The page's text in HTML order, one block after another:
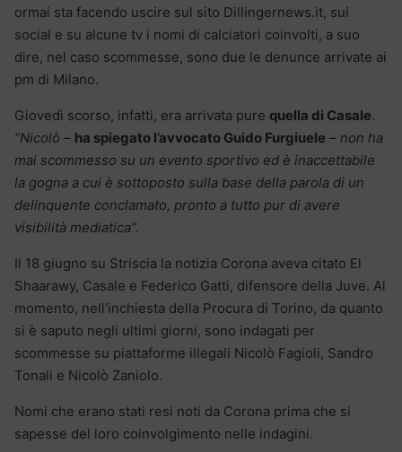
ormai sta facendo uscire sul sito Dillingernews.it, sui
social e su alcune tv i nomi di calciatori coinvolti, a suo
dire, nel caso scommesse, sono due le denunce arrivate ai
pm di Milano.
Giovedì scorso, infatti, era arrivata pure quella di Casale.
“Nicolò – ha spiegato l’avvocato Guido Furgiuele – non ha
mai scommesso su un evento sportivo ed è inaccettabile
la gogna a cui è sottoposto sulla base della parola di un
delinquente conclamato, pronto a tutto pur di avere
visibilità mediatica”.
Il 18 giugno su Striscia la notizia Corona aveva citato El
Shaarawy, Casale e Federico Gatti, difensore della Juve. Al
momento, nell’inchiesta della Procura di Torino, da quanto
si è saputo negli ultimi giorni, sono indagati per
scommesse su piattaforme illegali Nicolò Fagioli, Sandro
Tonali e Nicolò Zaniolo.
Nomi che erano stati resi noti da Corona prima che si
sapesse del loro coinvolgimento nelle indagini.